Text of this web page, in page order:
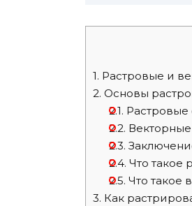
1. Растровые и
2. Основы
2.1.
2.2.
2.3.
2.4. Что такое
2.5. Что такое
3. Как